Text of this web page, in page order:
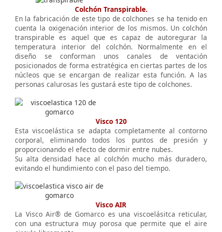
Colchón Transpirable.
En la fabricación de este tipo de colchones se ha tenido en
cuenta la oxigenación interior de los mismos. Un colchón
transpirable es aquel que es capaz de autoregurar la
temperatura interior del colchón. Normalmente en el
diseño se conforman unos canales de ventación
posicionados de forma estratégica en ciertas partes de los
núcleos que se encargan de realizar esta función. A las
personas calurosas les gustará este tipo de colchones.
Visco 120
Esta viscoelástica se adapta completamente al contorno
corporal, eliminando todos los puntos de presión y
proporcionando el efecto de dormir entre nubes.
Su alta densidad hace al colchón mucho más duradero,
evitando el hundimiento con el paso del tiempo.
Visco AIR
La Visco Air® de Gomarco es una viscoelásitca reticular,
con una estructura muy porosa que permite que el aire